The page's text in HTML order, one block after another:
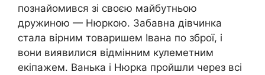
познайомився зі своєю майбутньою
дружиною — Нюркою. Забавна дівчинка
стала вірним товаришем Івана по зброї, і
вони виявилися відмінним кулеметним
екіпажем. Ванька і Нюрка пройшли через всі